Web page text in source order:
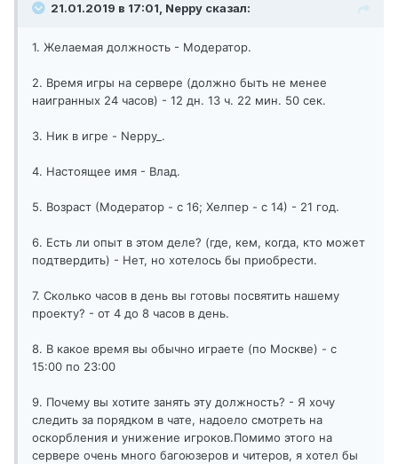
21.01.2019 в 17:01, Neppy сказал:
1. Желаемая должность - Модератор.
2. Время игры на сервере (должно быть не менее
наигранных 24 часов) - 12 дн. 13 ч. 22 мин. 50 сек.
3. Ник в игре - Neppy_.
4. Настоящее имя - Влад.
5. Возраст (Модератор - с 16; Хелпер - с 14) - 21 год.
6. Есть ли опыт в этом деле? (где, кем, когда, кто может
подтвердить) - Нет, но хотелось бы приобрести.
7. Сколько часов в день вы готовы посвятить нашему
проекту? - от 4 до 8 часов в день.
8. В какое время вы обычно играете (по Москве) - с
15:00 по 23:00
9. Почему вы хотите занять эту должность? - Я хочу
следить за порядком в чате, надоело смотреть на
оскорбления и унижение игроков.Помимо этого на
сервере очень много багоюзеров и читеров, я хотел бы